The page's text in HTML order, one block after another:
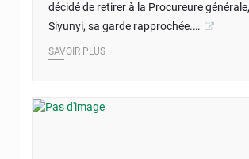
décidé de retirer à la Procureure
Siyunyi, sa garde rapprochée.…
SAVOIR PLUS